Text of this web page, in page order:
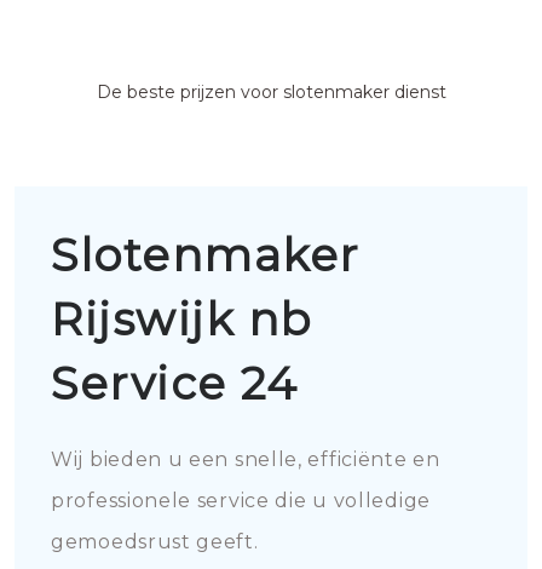
De beste prijzen voor slotenmaker dienst
Slotenmaker
Rijswijk nb
Service 24
Wij bieden u een snelle, efficiënte en
professionele service die u volledige
gemoedsrust geeft.